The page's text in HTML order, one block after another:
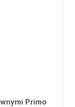
Primo